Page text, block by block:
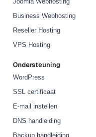
Business Webhosting
Reseller Hosting
VPS Hosting
Ondersteuning
WordPress
SSL certificaat
E-mail instellen
DNS handleiding
Backup handleiding